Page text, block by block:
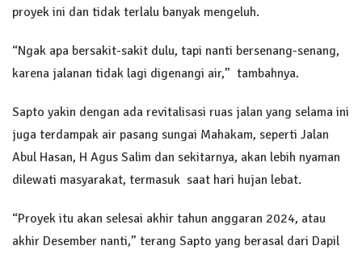
proyek ini dan tidak terlalu banyak mengeluh.
“Ngak apa bersakit-sakit dulu, tapi nanti bersenang-senang,
karena jalanan tidak lagi digenangi air,” tambahnya.
Sapto yakin dengan ada revitalisasi ruas jalan yang selama ini
juga terdampak air pasang sungai Mahakam, seperti Jalan
Abul Hasan, H Agus Salim dan sekitarnya, akan lebih nyaman
dilewati masyarakat, termasuk saat hari hujan lebat.
“Proyek itu akan selesai akhir tahun anggaran 2024, atau
akhir Desember nanti,” terang Sapto yang berasal dari Dapil